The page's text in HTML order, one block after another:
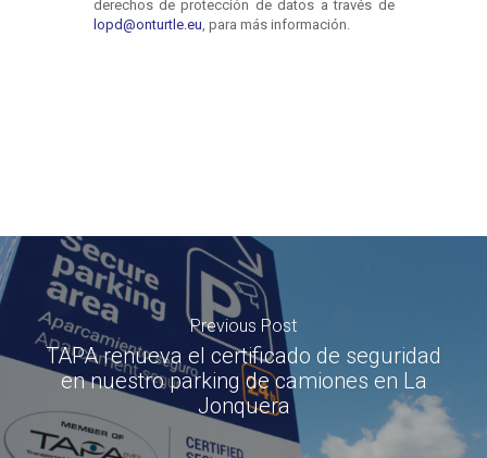
Previous Post
TAPA renueva el certificado de seguridad
en nuestro parking de camiones en La
Jonquera